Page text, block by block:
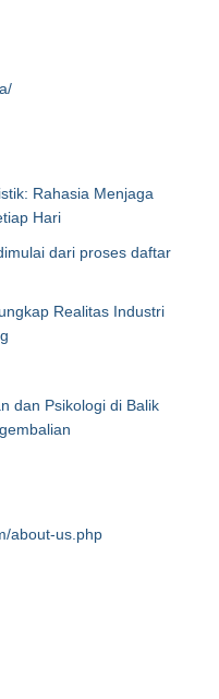
Rahasia Menjaga
Hari
dari proses daftar
Realitas Industri
dan Psikologi di Balik
about-us.php